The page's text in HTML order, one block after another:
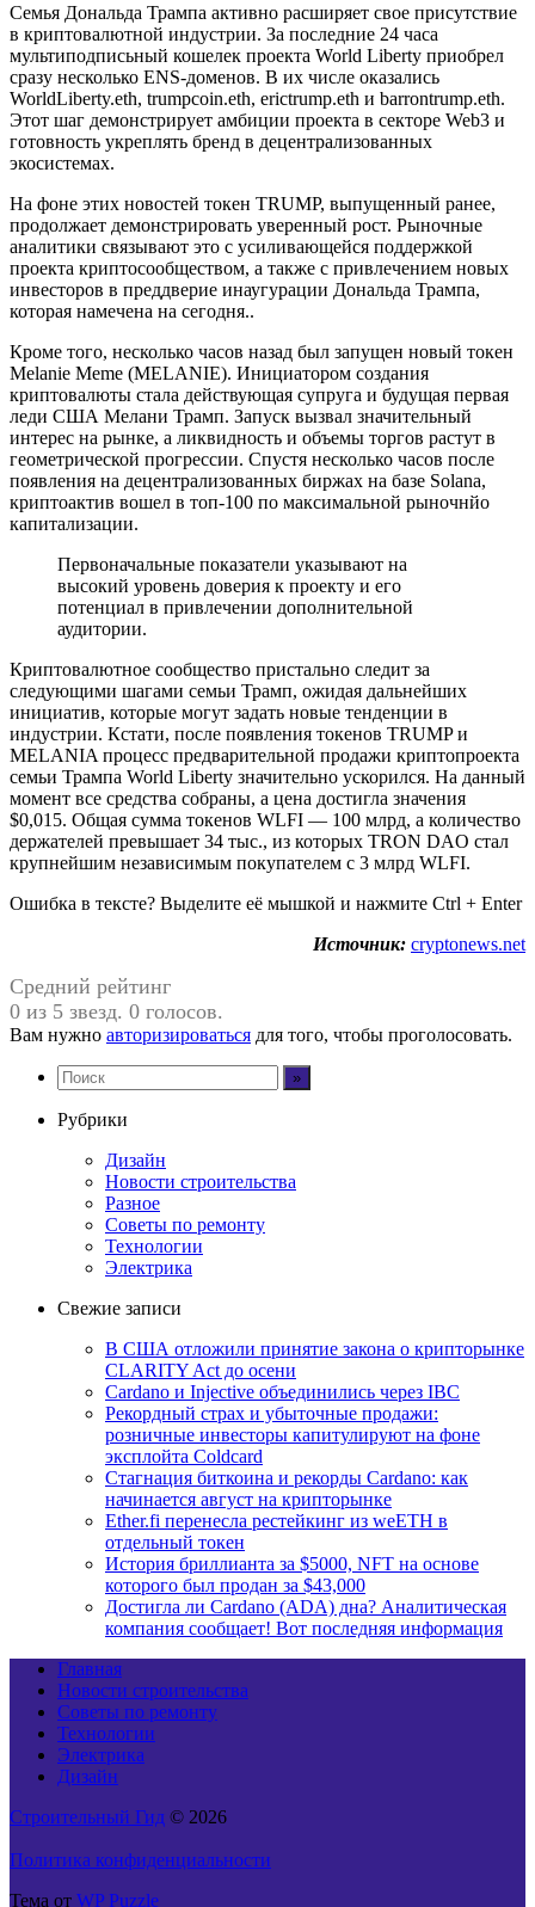
Семья Дональда Трампа активно расширяет свое присутствие
в криптовалютной индустрии. За последние 24 часа
мультиподписьный кошелек проекта World Liberty приобрел
сразу несколько ENS-доменов. В их числе оказались
WorldLiberty.eth, trumpcoin.eth, erictrump.eth и barrontrump.eth.
Этот шаг демонстрирует амбиции проекта в секторе Web3 и
готовность укреплять бренд в децентрализованных
экосистемах.
На фоне этих новостей токен TRUMP, выпущенный ранее,
продолжает демонстрировать уверенный рост. Рыночные
аналитики связывают это с усиливающейся поддержкой
проекта криптосообществом, а также с привлечением новых
инвесторов в преддверие инаугурации Дональда Трампа,
которая намечена на сегодня..
Кроме того, несколько часов назад был запущен новый токен
Melanie Meme (MELANIE). Инициатором создания
криптовалюты стала действующая супруга и будущая первая
леди США Мелани Трамп. Запуск вызвал значительный
интерес на рынке, а ликвидность и объемы торгов растут в
геометрической прогрессии. Спустя несколько часов после
появления на децентрализованных биржах на базе Solana,
криптоактив вошел в топ-100 по максимальной рыночнйо
капитализации.
Первоначальные показатели указывают на
высокий уровень доверия к проекту и его
потенциал в привлечении дополнительной
аудитории.
Криптовалютное сообщество пристально следит за
следующими шагами семьи Трамп, ожидая дальнейших
инициатив, которые могут задать новые тенденции в
индустрии. Кстати, после появления токенов TRUMP и
MELANIA процесс предварительной продажи криптопроекта
семьи Трампа World Liberty значительно ускорился. На данный
момент все средства собраны, а цена достигла значения
$0,015. Общая сумма токенов WLFI — 100 млрд, а количество
держателей превышает 34 тыс., из которых TRON DAO стал
крупнейшим независимым покупателем с 3 млрд WLFI.
Ошибка в тексте? Выделите её мышкой и нажмите Ctrl + Enter
Источник: cryptonews.net
Средний рейтинг
0 из 5 звезд. 0 голосов.
Вам нужно авторизироваться для того, чтобы проголосовать.
Рубрики
Дизайн
Новости строительства
Разное
Советы по ремонту
Технологии
Электрика
Свежие записи
В США отложили принятие закона о крипторынке
CLARITY Act до осени
Cardano и Injective объединились через IBC
Рекордный страх и убыточные продажи:
розничные инвесторы капитулируют на фоне
эксплойта Coldcard
Стагнация биткоина и рекорды Cardano: как
начинается август на крипторынке
Ether.fi перенесла рестейкинг из weETH в
отдельный токен
История бриллианта за $5000, NFT на основе
которого был продан за $43,000
Достигла ли Cardano (ADA) дна? Аналитическая
компания сообщает! Вот последняя информация
Главная
Новости строительства
Советы по ремонту
Технологии
Электрика
Дизайн
Строительный Гид © 2026
Политика конфиденциальности
Тема от WP Puzzle